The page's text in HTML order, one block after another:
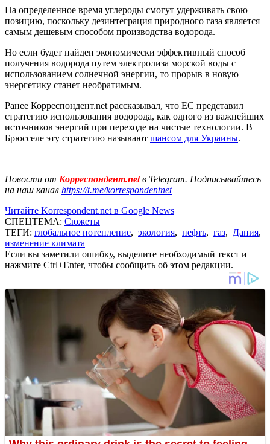
На определенное время углероды смогут удерживать свою
позицию, поскольку дезинтеграция природного газа является
самым дешевым способом производства водорода.
Но если будет найден экономически эффективный способ
получения водорода путем электролиза морской воды с
использованием солнечной энергии, то прорыв в новую
энергетику станет необратимым.
Ранее Корреспондент.net рассказывал, что ЕС представил
стратегию использования водорода, как одного из важнейших
источников энергий при переходе на чистые технологии. В
Брюсселе эту стратегию называют шансом для Украины.
Новости от Корреспондент.netв Telegram. Подписывайтесь
на наш канал https://t.me/korrespondentnet
Читайте Korrespondent.net в Google News
СПЕЦТЕМА: Сюжеты
ТЕГИ: глобальное потепление, экология, нефть, газ, Дания,
изменение климата
Если вы заметили ошибку, выделите необходимый текст и
нажмите Ctrl+Enter, чтобы сообщить об этом редакции.